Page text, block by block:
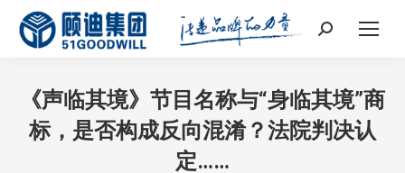
Search:
《声临其境》节目名称与“身临其境”商
标，是否构成反向混淆？法院判决认
定……